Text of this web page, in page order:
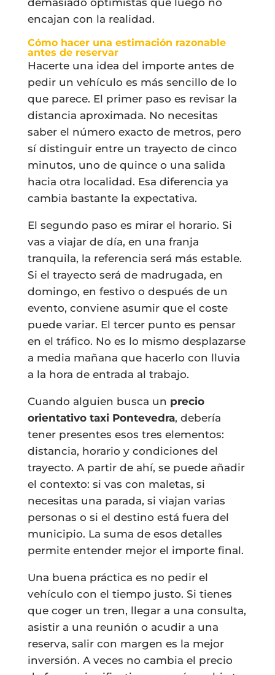
encajan con la realidad.
Cómo hacer una estimación razonable
antes de reservar
Hacerte una idea del importe antes de
pedir un vehículo es más sencillo de lo
que parece. El primer paso es revisar la
distancia aproximada. No necesitas
saber el número exacto de metros, pero
sí distinguir entre un trayecto de cinco
minutos, uno de quince o una salida
hacia otra localidad. Esa diferencia ya
cambia bastante la expectativa.
El segundo paso es mirar el horario. Si
vas a viajar de día, en una franja
tranquila, la referencia será más estable.
Si el trayecto será de madrugada, en
domingo, en festivo o después de un
evento, conviene asumir que el coste
puede variar. El tercer punto es pensar
en el tráfico. No es lo mismo desplazarse
a media mañana que hacerlo con lluvia
a la hora de entrada al trabajo.
Cuando alguien busca un precio
orientativo taxi Pontevedra, debería
tener presentes esos tres elementos:
distancia, horario y condiciones del
trayecto. A partir de ahí, se puede añadir
el contexto: si vas con maletas, si
necesitas una parada, si viajan varias
personas o si el destino está fuera del
municipio. La suma de esos detalles
permite entender mejor el importe final.
Una buena práctica es no pedir el
vehículo con el tiempo justo. Si tienes
que coger un tren, llegar a una consulta,
asistir a una reunión o acudir a una
reserva, salir con margen es la mejor
inversión. A veces no cambia el precio